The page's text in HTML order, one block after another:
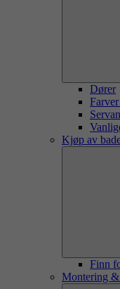
Dører
Kjøp av
Finn
Montering